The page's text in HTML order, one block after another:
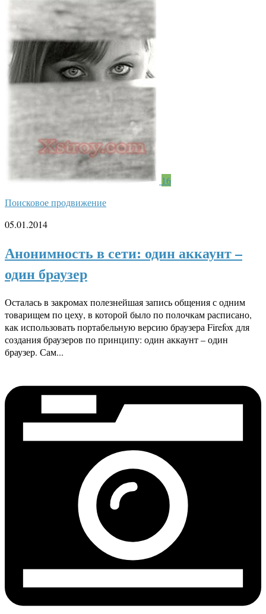
16
Поисковое продвижение
05.01.2014
Анонимность в сети: один аккаунт –
один браузер
Осталась в закромах полезнейшая запись общения с одним
товарищем по цеху, в которой было по полочкам расписано,
как использовать портабельную версию браузера Firefox для
создания браузеров по принципу: один аккаунт – один
браузер. Сам...